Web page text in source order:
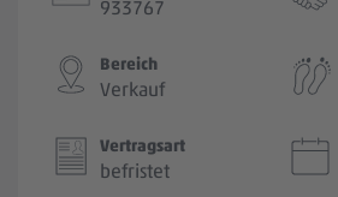
933767
Bereich
Verkauf
Vertragsart
befristet